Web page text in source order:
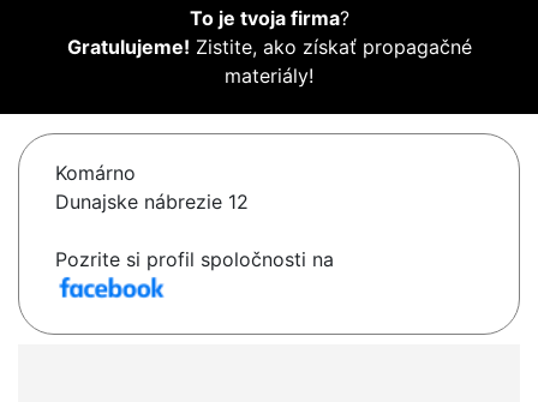
To je tvoja firma?
Gratulujeme! Zistite, ako získať propagačné
materiály!
Komárno
Dunajske nábrezie 12
Pozrite si profil spoločnosti na